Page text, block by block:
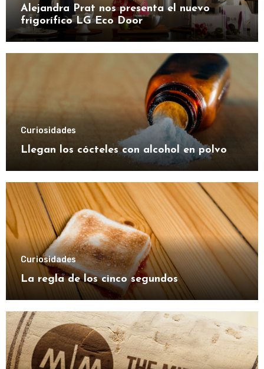
Alejandra Prat nos presenta el nuevo
frigorífico LG Eco Door
Curiosidades
Llegan los cócteles con alcohol en polvo
Curiosidades
La regla de los cinco segundos